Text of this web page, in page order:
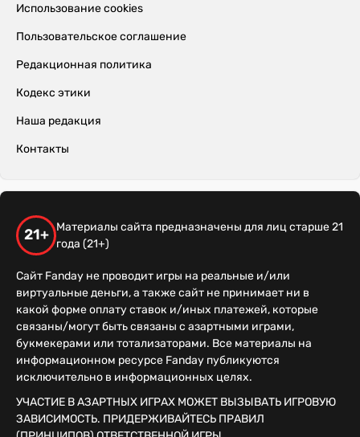
Использование cookies
Пользовательское соглашение
Редакционная политика
Кодекс этики
Наша редакция
Контакты
21+
Материалы сайта предназначены для лиц старше 21
года (21+)
Сайт Fanday не проводит игры на реальные и/или
виртуальные деньги, а также сайт не принимает ни в
какой форме оплату ставок и/иных платежей, которые
связаны/могут быть связаны с азартными играми,
букмекерами или тотализаторами. Все материалы на
информационном ресурсе Fanday публикуются
исключительно в информационных целях.
УЧАСТИЕ В АЗАРТНЫХ ИГРАХ МОЖЕТ ВЫЗЫВАТЬ ИГРОВУЮ
ЗАВИСИМОСТЬ. ПРИДЕРЖИВАЙТЕСЬ ПРАВИЛ